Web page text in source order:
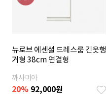
뉴로브 에센셜 드레스룸 긴옷행
거형 38cm 연결형
까사미아
20% 92,000원